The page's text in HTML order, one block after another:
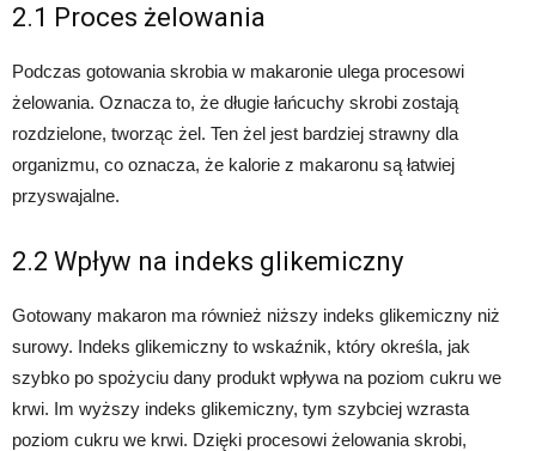
2.1 Proces żelowania
Podczas gotowania skrobia w makaronie ulega procesowi
żelowania. Oznacza to, że długie łańcuchy skrobi zostają
rozdzielone, tworząc żel. Ten żel jest bardziej strawny dla
organizmu, co oznacza, że kalorie z makaronu są łatwiej
przyswajalne.
2.2 Wpływ na indeks glikemiczny
Gotowany makaron ma również niższy indeks glikemiczny niż
surowy. Indeks glikemiczny to wskaźnik, który określa, jak
szybko po spożyciu dany produkt wpływa na poziom cukru we
krwi. Im wyższy indeks glikemiczny, tym szybciej wzrasta
poziom cukru we krwi. Dzięki procesowi żelowania skrobi,